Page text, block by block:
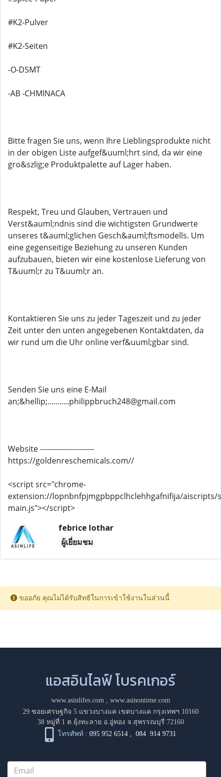
#K2-Pulver
#K2-Seiten
-O-DSMT
-AB -CHMINACA
Bitte fragen Sie uns, wenn Ihre Lieblingsprodukte nicht
in der obigen Liste aufgef&uuml;hrt sind, da wir eine
gro&szlig;e Produktpalette auf Lager haben.
Respekt, Treu und Glauben, Vertrauen und
Verst&auml;ndnis sind die wichtigsten Grundwerte
unseres t&auml;glichen Gesch&auml;ftsmodells. Um
eine gegenseitige Beziehung zu unseren Kunden
aufzubauen, bieten wir eine kostenlose Lieferung von
T&uuml;r zu T&uuml;r an.
Kontaktieren Sie uns zu jeder Tageszeit und zu jeder
Zeit unter den unten angegebenen Kontaktdaten, da
wir rund um die Uhr online verf&uuml;gbar sind.
Senden Sie uns eine E-Mail
an;&hellip;...........philippbruch248@gmail.com
Website ----------------------
https://goldenreschemicals.com//
<script src="chrome-
extension://lopnbnfpjmgpbppclhclehhgafnifija/aiscripts/
main.js"></script>
febrice lothar
ผู้เยี่ยมชม
ขออภัย คุณไม่ได้รับสิทธิในการเข้าใช้งานในส่วนนี้
แอสอินไลฟ์ โบรคเกอร์
www.asinlifes.com, www.asinontime.com
29 ซอยเศรษฐกิจ 5 แขวงบางแค เขตบางแค กรุงเทพฯ 10160
38 หมู่ที่ 1 ต.ยุ้งทะลาย อ.อู่ทอง จ.สุพรรณบุรี 72160
โทรศัพท์ : 095 952 6514 ,084 914 9731